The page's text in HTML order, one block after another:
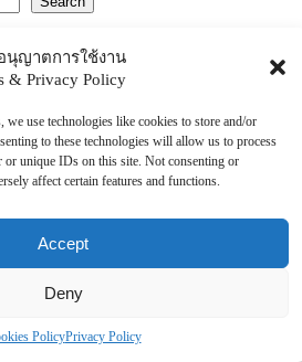
นุญาตการใช้งาน
& Privacy Policy
we use technologies like cookies to store and/or
to these technologies will allow us to process
or unique IDs on this site. Not consenting or
affect certain features and functions.
Accept
Deny
PolicyPrivacy Policy
น
/ความงาม
าหาร